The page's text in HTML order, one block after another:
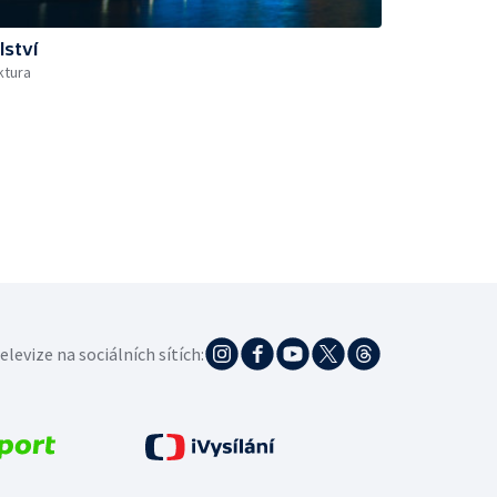
na sociálních sítích: